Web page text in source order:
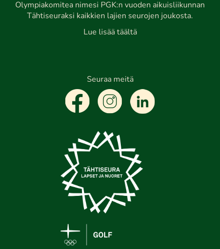
Olympiakomitea nimesi PGK:n vuoden aikuisliikunnan
Tähtiseuraksi kaikkien lajien seurojen joukosta.
Lue lisää täältä
Seuraa meitä